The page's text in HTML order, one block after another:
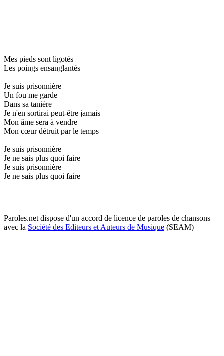
Mes pieds sont ligotés
Les poings ensanglantés
Je suis prisonnière
Un fou me garde
Dans sa tanière
Je n'en sortirai peut-être jamais
Mon âme sera à vendre
Mon cœur détruit par le temps
Je suis prisonnière
Je ne sais plus quoi faire
Je suis prisonnière
Je ne sais plus quoi faire
Paroles.net dispose d'un accord de licence de paroles de chansons
avec la Société des Editeurs et Auteurs de Musique (SEAM)